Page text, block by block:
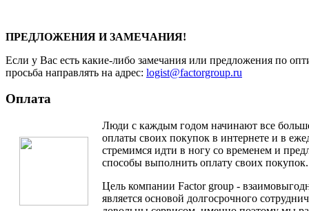
ПРЕДЛОЖЕНИЯ И ЗАМЕЧАНИЯ!
Если у Вас есть какие-либо замечания или предложения по
просьба направлять на адрес: logist@factorgroup.ru
Оплата
Люди с каждым годом начинают все
оплаты своих покупок в интернете и в
стремимся идти в ногу со временем и
способы выполнить оплату своих покупок.
Цель компании Factor group -
является основой долгосрочного